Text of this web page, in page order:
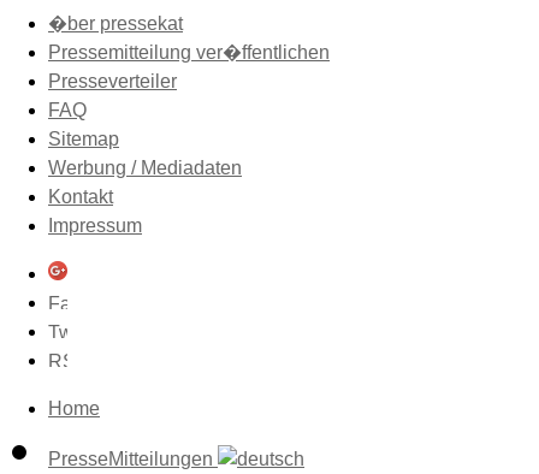
�ber pressekat
Pressemitteilung ver�ffentlichen
Presseverteiler
FAQ
Sitemap
Werbung / Mediadaten
Kontakt
Impressum
Home
PresseMitteilungen